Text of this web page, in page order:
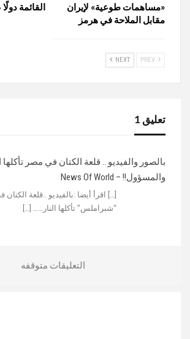
«مساهمات طوعية» لإيران
مقابل الملاحة في هرمز
القائمة
NEXT
تعليق 1
بالصور والفيديو .. قلعة الكتان في مصر تأكلها
والمسؤول!! – News Of World
[…] اقرأ أيضا :بالفيديو ..قلعة
“شبراملس” تأكلها النار…… […]
التعليقات متوقفه